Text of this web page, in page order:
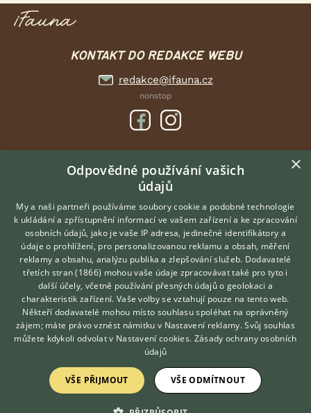
KONTAKT DO REDAKCE WEBU
redakce@ifauna.cz
nonstop
DOMOVSKÁ STRÁNKA
INZERCE
DISKUSE
ČLÁNKY
O nás
Kontakt
Možnosti zvýraznění inzerátů
Podmínky užití
Zpracování osobních údajů
Přihlášení
Registrace
Hledáte zvířecího kamaráda?
Zdarma vám poradí
VETERINÁŘ ONLINE
KONZULTOVAT S
VETERINÁŘEM
×
Odpovědné používání vašich
údajů
My a naši partneři používáme soubory cookie a podobné technologie
k ukládání a zpřístupnění informací ve vašem zařízení a ke zpracování
osobních údajů, jako je vaše IP adresa, jedinečné identifikátory a
údaje o prohlížení, pro personalizovanou reklamu a obsah, měření
reklamy a obsahu, analýzu publika a zlepšování služeb. Dodavatelé
třetích stran (1866) mohou vaše údaje zpracovávat také pro tyto i
další účely, včetně používání přesných údajů o geolokaci a
charakteristik zařízení. Vaše volby se vztahují pouze na tento web.
Někteří dodavatelé mohou místo souhlasu spoléhat na oprávněný
zájem; máte právo vznést námitku v Nastavení reklamy. Svůj souhlas
můžete kdykoli odvolat v Nastavení cookies. Zásady ochrany osobních
údajů
VŠE PŘIJMOUT VŠE ODMÍTNOUT